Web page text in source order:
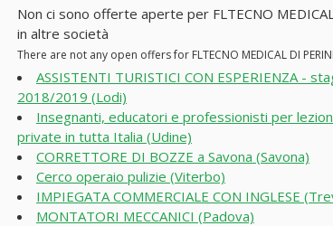
Non ci sono offerte aperte per FLTECNO
in altre società
There are not any open offers for FLTECNO MEDICAL DI
ASSISTENTI TURISTICI CON ESPERIENZA -
2018/2019 (Lodi)
Insegnanti, educatori e professionisti per
private in tutta Italia (Udine)
CORRETTORE DI BOZZE a Savona (Savona)
Cerco operaio pulizie (Viterbo)
IMPIEGATA COMMERCIALE CON INGLESE
MONTATORI MECCANICI (Padova)